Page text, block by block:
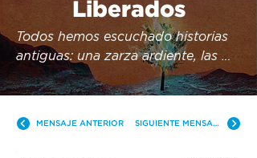
Liberados
Todos hemos escuchado historias
antiguas: una zarza ardiente, las
diez plagas en Egipto, la primera
Pascua. ¿Qué pasaría si estas
pasado, sino lecciones para el
MENSAJE ANTERIOR SIGUIENTE MENSAJE